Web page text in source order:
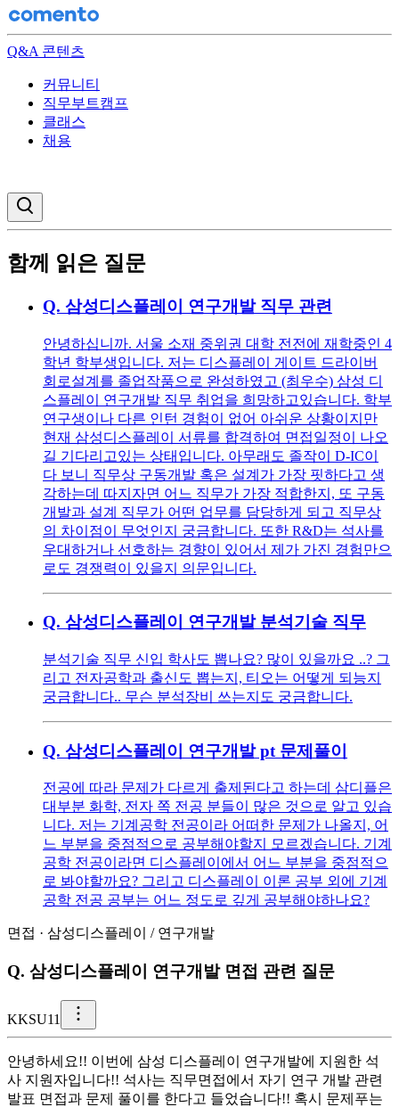
Q&A 콘텐츠
커뮤니티
직무부트캠프
클래스
채용
함께 읽은 질문
Q. 삼성디스플레이 연구개발 직무 관련
안녕하십니까. 서울 소재 중위권 대학 전전에 재학중인 4
학년 학부생입니다. 저는 디스플레이 게이트 드라이버
회로설계를 졸업작품으로 완성하였고 (최우수) 삼성 디
스플레이 연구개발 직무 취업을 희망하고있습니다. 학부
연구생이나 다른 인턴 경험이 없어 아쉬운 상황이지만
현재 삼성디스플레이 서류를 합격하여 면접일정이 나오
길 기다리고있는 상태입니다. 아무래도 졸작이 D-IC이
다 보니 직무상 구동개발 혹은 설계가 가장 핏하다고 생
각하는데 따지자면 어느 직무가 가장 적합한지, 또 구동
개발과 설계 직무가 어떤 업무를 담당하게 되고 직무상
의 차이점이 무엇인지 궁금합니다. 또한 R&D는 석사를
우대하거나 선호하는 경향이 있어서 제가 가진 경험만으
로도 경쟁력이 있을지 의문입니다.
Q. 삼성디스플레이 연구개발 분석기술 직무
분석기술 직무 신입 학사도 뽑나요? 많이 있을까요 ..? 그
리고 전자공학과 출신도 뽑는지, 티오는 어떻게 되능지
궁금합니다.. 무슨 분석장비 쓰는지도 궁금합니다.
Q. 삼성디스플레이 연구개발 pt 문제풀이
전공에 따라 문제가 다르게 출제된다고 하는데 삼디플은
대부분 화학, 전자 쪽 전공 분들이 많은 것으로 알고 있습
니다. 저는 기계공학 전공이라 어떠한 문제가 나올지, 어
느 부분을 중점적으로 공부해야할지 모르겠습니다. 기계
공학 전공이라면 디스플레이에서 어느 부분을 중점적으
로 봐야할까요? 그리고 디스플레이 이론 공부 외에 기계
공학 전공 공부는 어느 정도로 깊게 공부해야하나요?
면접 · 삼성디스플레이 / 연구개발
Q. 삼성디스플레이 연구개발 면접 관련 질문
KKSU11
안녕하세요!! 이번에 삼성 디스플레이 연구개발에 지원한 석
사 지원자입니다!! 석사는 직무면접에서 자기 연구 개발 관련
발표 면접과 문제 풀이를 한다고 들었습니다!! 혹시 문제푸는